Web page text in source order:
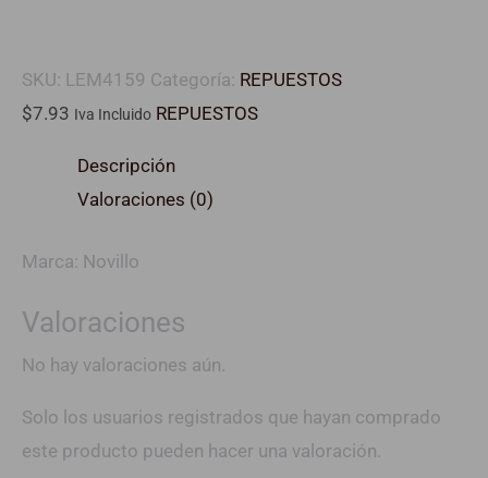
SKU: LEM4159 Categoría: REPUESTOS
$7.93 Iva Incluido REPUESTOS
Descripción
Valoraciones (0)
Marca: Novillo
Valoraciones
No hay valoraciones aún.
Solo los usuarios registrados que hayan comprado
este producto pueden hacer una valoración.